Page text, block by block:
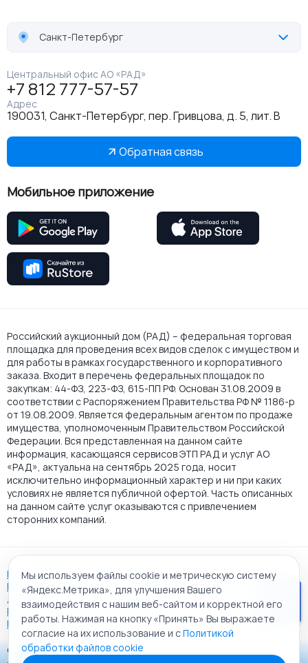
Санкт-Петербург
Центральный офис АО «РАД»
+7 812 777-57-57
Адрес
190031, Санкт-Петербург, пер. Гривцова, д. 5, лит. В
Обратная связь
Мобильное приложение
Российский аукционный дом (РАД) – федеральная торговая
площадка для проведения всех видов сделок с имуществом и
для работы в рамках государственного и корпоративного
заказа. Входит в перечень федеральных площадок по
закупкам: 44-ФЗ, 223-ФЗ, 615-ПП РФ. Основан 31.08.2009 в
соответствии с Распоряжением Правительства РФ № 1186-р
от 19.08.2009. Является федеральным агентом по продаже
имущества, уполномоченным Правительством Российской
Федерации. Вся представленная на данном сайте
информация, касающаяся сервисов ЭТП РАД и услуг АО
«РАД», актуальна на сентябрь 2025 года, носит
исключительно информационный характер и ни при каких
условиях не является публичной офертой. Часть описанных
на данном сайте услуг оказываются с привлечением
сторонних компаний.
Пользовательское соглашение
Политика АО "РАД" в отношении обработки персональных
данных
Политика обработки файлов cookie
Карта сайта
© 2009 - 2026 АО «Российский аукционный дом»
Мы используем файлы cookie и метрическую систему
«Яндекс.Метрика», для улучшения Вашего
взаимодействия с нашим веб-сайтом и корректной его
работы. Нажимая на кнопку «Принять» Вы выражаете
согласие на их использование и сПолитикой
обработки файлов cookie